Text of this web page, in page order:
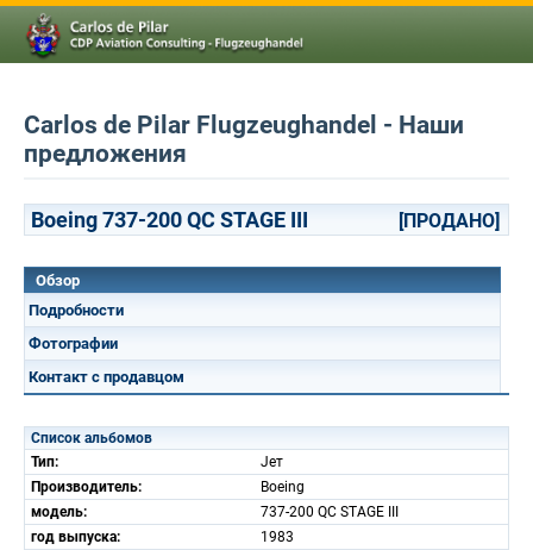
Carlos de Pilar Flugzeughandel - Наши
предложения
Boeing 737-200 QC STAGE III [ПРОДАНО]
Обзор
Подробности
Фотографии
Контакт с продавцом
Список альбомов
Тип:
Jет
Производитель:
Boeing
модель:
737-200 QC STAGE III
год выпуска:
1983